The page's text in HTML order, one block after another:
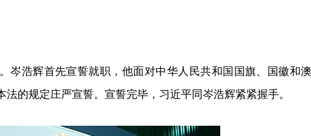
浩辉首先宣誓就职，他面对中华人民共和国国旗、国徽和
的规定庄严宣誓。宣誓完毕，习近平同岑浩辉紧紧握手。